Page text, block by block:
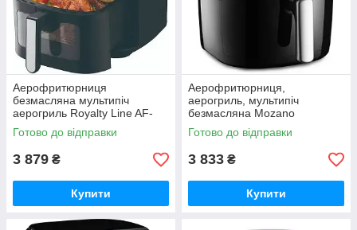
Аерофритюрниця
безмасляна мультипіч
аерогриль Royalty Line AF-
5408
Готово до відправки
3 879 ₴
Купити
Аерофритюрниця,
аерогриль, мультипіч
безмасляна Mozano
AGD/FRY/01#SRE (1500 Вт, 4
л, 8 авто програм)
Готово до відправки
3 833 ₴
Купити